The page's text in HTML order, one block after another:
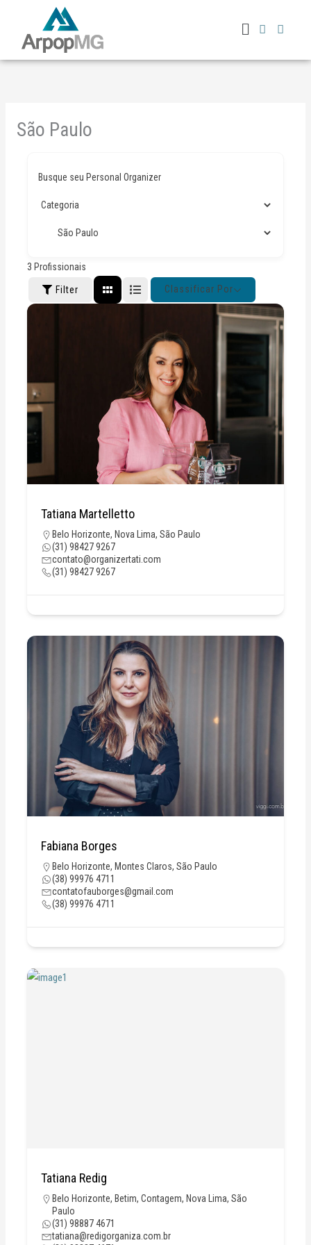
conteúdo
Menu
São Paulo
Busque seu Personal Organizer
3 Profissionais
Filter Classificar Por
Tatiana Martelletto
Belo Horizonte, Nova Lima, São Paulo
(31) 98427 9267
contato@organizertati.com
(31) 98427 9267
Fabiana Borges
Belo Horizonte, Montes Claros, São Paulo
(38) 99976 4711
contatofauborges@gmail.com
(38) 99976 4711
Tatiana Redig
Belo Horizonte, Betim, Contagem, Nova Lima, São
Paulo
(31) 98887 4671
tatiana@redigorganiza.com.br